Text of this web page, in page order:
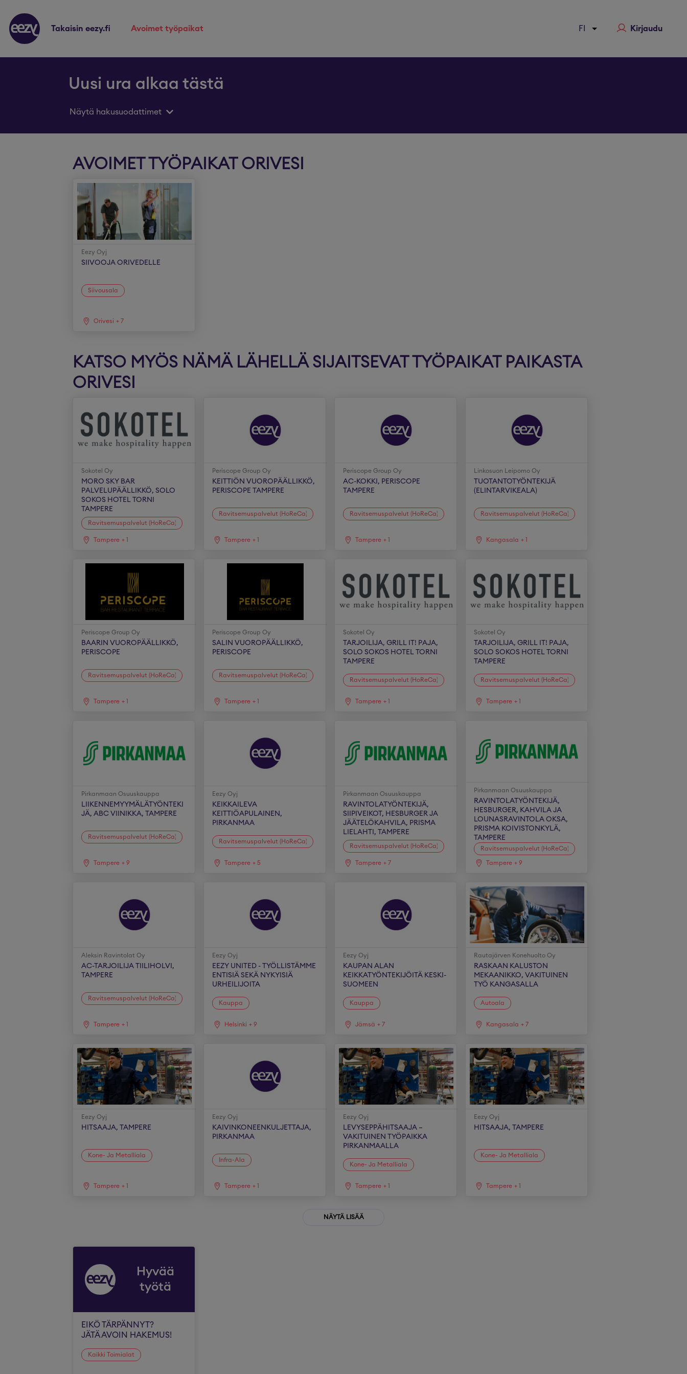
takaisin eezy.fi avoimet työpaikat Kirjaudu
Uusi ura alkaa tästä
Näytä hakusuodattimet
AVOIMET TYÖPAIKAT ORIVESI
Eezy Oyj
SIIVOOJA ORIVEDELLE
Siivousala
Orivesi +7
KATSO MYÖS NÄMÄ LÄHELLÄ SIJAITSEVAT TYÖPAIKAT PAIKASTA
ORIVESI
Sokotel Oy
MORO SKY BAR
PALVELUPÄÄLLIKKÖ, SOLO
SOKOS HOTEL TORNI
TAMPERE
Ravitsemuspalvelut (HoReCa)
Tampere +1
Periscope Group Oy
KEITTIÖN VUOROPÄÄLLIKKÖ,
PERISCOPE TAMPERE
Ravitsemuspalvelut (HoReCa)
Tampere +1
Periscope Group Oy
AC-KOKKI, PERISCOPE
TAMPERE
Ravitsemuspalvelut (HoReCa)
Tampere +1
Linkosuon Leipomo Oy
TUOTANTOTYÖNTEKIJÄ
(ELINTARVIKEALA)
Ravitsemuspalvelut (HoReCa)
Kangasala +1
Periscope Group Oy
BAARIN VUOROPÄÄLLIKKÖ,
PERISCOPE
Ravitsemuspalvelut (HoReCa)
Tampere +1
Periscope Group Oy
SALIN VUOROPÄÄLLIKKÖ,
PERISCOPE
Ravitsemuspalvelut (HoReCa)
Tampere +1
Sokotel Oy
TARJOILIJA, GRILL IT! PAJA,
SOLO SOKOS HOTEL TORNI
TAMPERE
Ravitsemuspalvelut (HoReCa)
Tampere +1
Sokotel Oy
TARJOILIJA, GRILL IT! PAJA,
SOLO SOKOS HOTEL TORNI
TAMPERE
Ravitsemuspalvelut (HoReCa)
Tampere +1
Pirkanmaan Osuuskauppa
LIIKENNEMYYMÄLÄTYÖNTEKI
JÄ, ABC VIINIKKA, TAMPERE
Ravitsemuspalvelut (HoReCa)
Tampere +9
Eezy Oyj
KEIKKAILEVA
KEITTIÖAPULAINEN,
PIRKANMAA
Ravitsemuspalvelut (HoReCa)
Tampere +5
Pirkanmaan Osuuskauppa
RAVINTOLATYÖNTEKIJÄ,
SIIPIVEIKOT, HESBURGER JA
JÄÄTELÖKAHVILA, PRISMA
LIELAHTI, TAMPERE
Ravitsemuspalvelut (HoReCa)
Tampere +7
Pirkanmaan Osuuskauppa
RAVINTOLATYÖNTEKIJÄ,
HESBURGER, KAHVILA JA
LOUNASRAVINTOLA OKSA,
PRISMA KOIVISTONKYLÄ,
TAMPERE
Ravitsemuspalvelut (HoReCa)
Tampere +9
Aleksin Ravintolat Oy
AC-TARJOILIJA TIILIHOLVI,
TAMPERE
Ravitsemuspalvelut (HoReCa)
Tampere +1
Eezy Oyj
EEZY UNITED - TYÖLLISTÄMME
ENTISIÄ SEKÄ NYKYISIÄ
URHEILIJOITA
Kauppa
Helsinki +9
Eezy Oyj
KAUPAN ALAN
KEIKKATYÖNTEKIJÖITÄ KESKI-
SUOMEEN
Kauppa
Jämsä +7
Rautajärven Konehuolto Oy
RASKAAN KALUSTON
MEKAANIKKO, VAKITUINEN
TYÖ KANGASALLA
Autoala
Kangasala +7
Eezy Oyj
HITSAAJA, TAMPERE
Kone- Ja Metalliala
Tampere +1
Eezy Oyj
KAIVINKONEENKULJETTAJA,
PIRKANMAA
Infra-Ala
Tampere +1
Eezy Oyj
LEVYSEPPÄHITSAAJA –
VAKITUINEN TYÖPAIKKA
PIRKANMAALLA
Kone- Ja Metalliala
Tampere +1
Eezy Oyj
HITSAAJA, TAMPERE
Kone- Ja Metalliala
Tampere +1
NÄYTÄ LISÄÄ
Hyvää
työtä
EIKÖ TÄRPÄNNYT?
JÄTÄ AVOIN HAKEMUS!
Kaikki Toimialat